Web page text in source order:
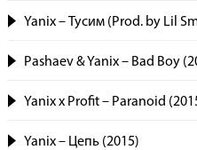
Yanix – Тусим (Prod. by Lil
Pashaev & Yanix – Bad Boy
Yanix x Profit – Paranoid
Yanix – Цепь (2015)